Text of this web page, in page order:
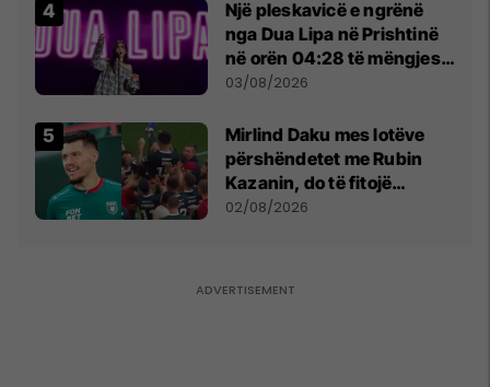
Një pleskavicë e ngrënë
nga Dua Lipa në Prishtinë
në orën 04:28 të mëngjesit
- dhe bota digjitale serbe
03/08/2026
Mirlind Daku mes lotëve
përshëndetet me Rubin
Kazanin, do të fitojë
miliona te Spartak Moska
02/08/2026